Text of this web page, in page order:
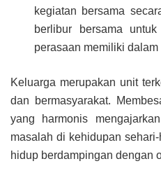
kegiatan bersama
berlibur bersama
perasaan memiliki dalam
Keluarga merupakan unit
dan bermasyarakat.
yang harmonis
masalah di kehidupan
hidup berdampingan dengan